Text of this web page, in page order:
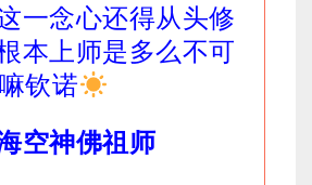
一念心还得从头修
本上师是多么不可
钦诺
神佛祖师